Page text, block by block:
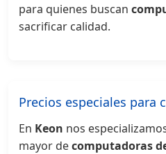
para quienes buscan
sacrificar calidad.
Precios especiales para
En Keon nos
mayor decomputadoras